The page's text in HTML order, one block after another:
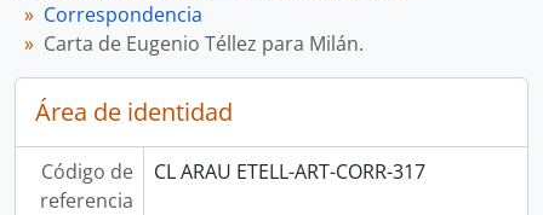
Correspondencia
Carta de Eugenio Téllez para Milán.
Área de identidad
Código de
referencia
CL ARAU ETELL-ART-CORR-317